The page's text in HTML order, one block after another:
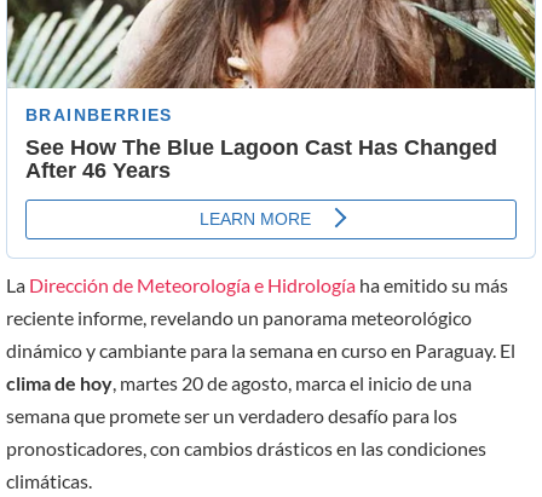
La Dirección de Meteorología e Hidrología ha emitido su más
reciente informe, revelando un panorama meteorológico
dinámico y cambiante para la semana en curso en Paraguay. El
clima de hoy , martes 20 de agosto, marca el inicio de una
semana que promete ser un verdadero desafío para los
pronosticadores, con cambios drásticos en las condiciones
climáticas.